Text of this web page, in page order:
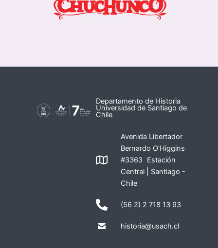
Departamento de Historia
Universidad de Santiago de
Chile
Avenida Libertador
Bernardo O'Higgins
#3363 Estación
Central | Santiago -
Chile
(56 2) 2 718 13 93
historia@usach.cl